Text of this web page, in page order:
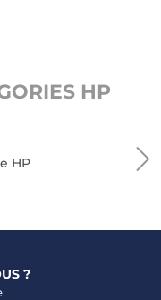
HP
HP
?